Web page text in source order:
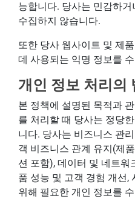
능합니다. 당사는 민감하
수집하지 않습니다.
또한 당사 웹사이트 및 제
데 사용되는 익명 정보를
개인 정보 처리의
본 정책에 설명된 목적과
를 처리할 때 당사는 정당
니다. 당사는 비즈니스 관
객 비즈니스 관계 유지(제
션 포함), 데이터 및 네트워
품 성능 및 고객 경험 개선,
위해 필요한 개인 정보를